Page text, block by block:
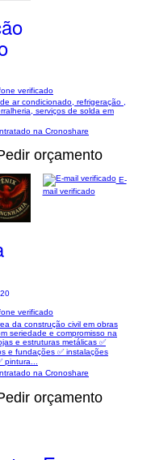
verificado
ar condicionado, refrigeração ,
serviços de solda em
na Cronoshare
orçamento
E-
mail verificado
verificado
da construção civil em obras
seriedade e compromisso na
e estruturas metálicas ✅
e fundações ✅ instalações
pintura...
na Cronoshare
orçamento